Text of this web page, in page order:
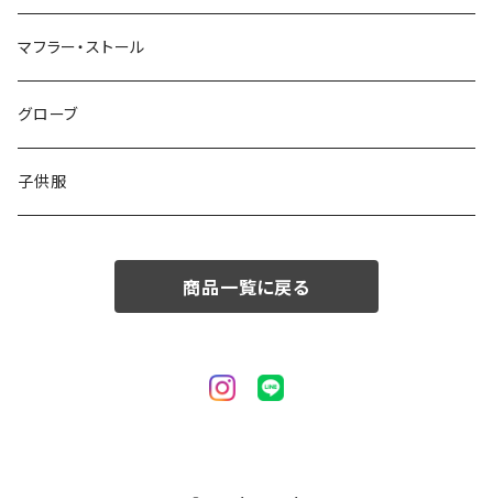
50/XL～
48/L
50/XL～
46/M
48/L
50/XL～
～44/S
46/M
48/L
マフラー・ストール
グローブ
子供服
商品一覧に戻る